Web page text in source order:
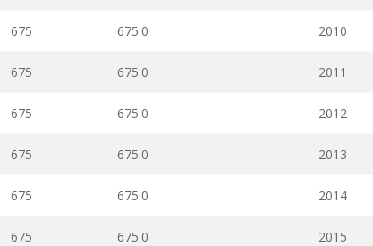
675 675.0 2010
675 675.0 2011
675 675.0 2012
675 675.0 2013
675 675.0 2014
675 675.0 2015